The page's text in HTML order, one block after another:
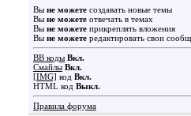
Вы не можете создавать новые темы
Вы не можете отвечать в темах
Вы не можете прикреплять вложения
Вы не можете редактировать свои
BB коды Вкл.
Смайлы Вкл.
[IMG] код Вкл.
HTML код Выкл.
Правила форума